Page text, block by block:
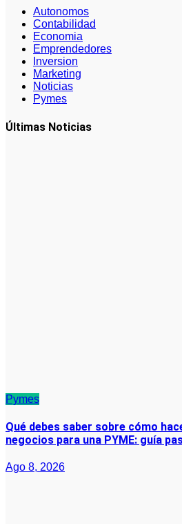
Autonomos
Contabilidad
Economia
Emprendedores
Inversion
Marketing
Noticias
Pymes
Últimas Noticias
Pymes
Qué debes saber sobre cómo
negocios para una PYME: guía
Ago 8, 2026